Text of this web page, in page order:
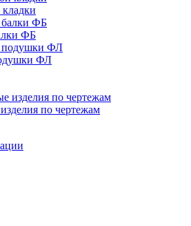
ФБ
ФЛ
по чертежам